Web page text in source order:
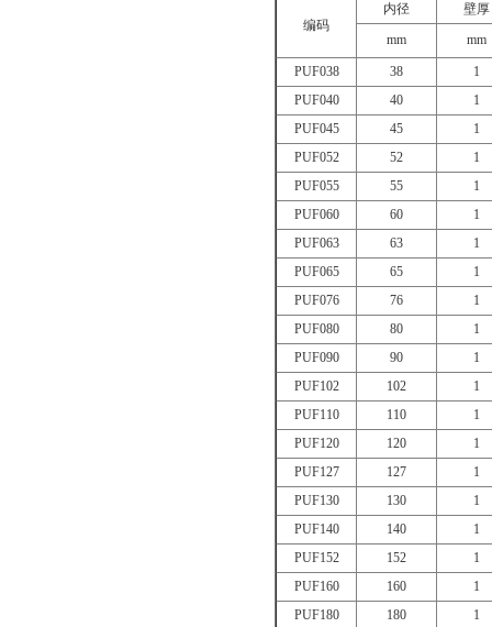
编码
内径
壁厚
mm
mm
PUF038 38
1
PUF040
40
1
PUF045
45
1
PUF052
52
1
PUF055
55
1
PUF060
60
1
PUF063
63
1
PUF065
65
1
PUF076
76
1
PUF080
80
1
PUF090
90
1
PUF102
102
1
PUF110
110
1
PUF120
120
1
PUF127
127
1
PUF130
130
1
PUF140
140
1
PUF152
152
1
PUF160
160
1
PUF180
180
1